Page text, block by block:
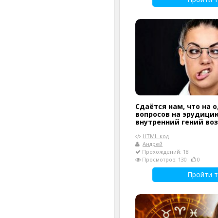
Сдаётся нам, что на
вопросов на
внутренний гений
HTML-код
Андрей
Прохождений: 18
Просмотров: 130
0
Пройти